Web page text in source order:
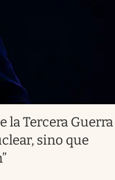
la Tercera Guerra
sino que